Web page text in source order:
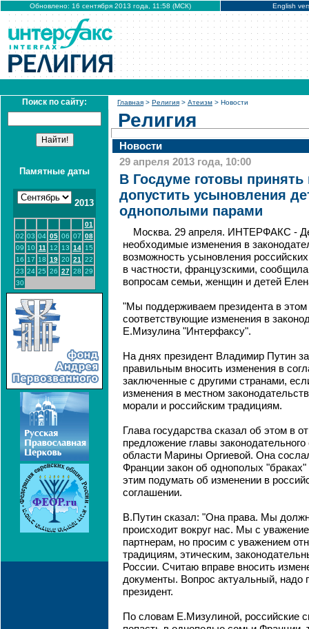
Обновлено: 16 сентября 2013 года, 11:58 (МСК) English
Поиск по сайту:
Памятные даты
2013
01
02 03 04 05 06 07 08
09 10 11 12 13 14 15
16 17 18 19 20 21
22
23 24 25 26 27 28 29
30
Главная > Религия > Атеизм > Новости
Религия
Новости
29 апреля 2013 года, 10:00
В Госдуме готовы
допустить усыновления
однополыми парами
Москва. 29 апреля. ИНТЕРФАКС -
необходимые изменения в
возможность усыновления
в частности, французскими,
вопросам семьи, женщин и детей
"Мы поддерживаем президента в этом
соответствующие изменения в
Е.Мизулина "Интерфаксу".
На днях президент Владимир Путин
правильным вносить изменения в
заключенные с другими странами,
изменения в местном
морали и российским традициям.
Глава государства сказал об этом в
предложение главы
области Марины Оргиевой. Она
Франции закон об однополых
этим подумать об изменении в
соглашении.
В.Путин сказал: "Она права. Мы
происходит вокруг нас. Мы с
партнерам, но просим с уважением
традициям, этическим,
России. Считаю вправе вносить
документы. Вопрос актуальный, надо
президент.
По словам Е.Мизулиной, российские